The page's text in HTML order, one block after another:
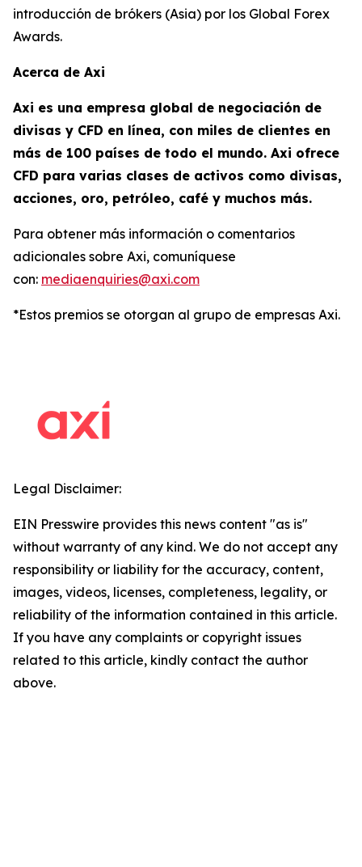
introducción de brókers (Asia) por los Global Forex
Awards.
Acerca de Axi
Axi es una empresa global de negociación de
divisas y CFD en línea, con miles de clientes en
más de 100 países de todo el mundo. Axi ofrece
CFD para varias clases de activos como divisas,
acciones, oro, petróleo, café y muchos más.
Para obtener más información o comentarios
adicionales sobre Axi, comuníquese
con: mediaenquiries@axi.com
*Estos premios se otorgan al grupo de empresas Axi.
Legal Disclaimer:
EIN Presswire provides this news content "as is"
without warranty of any kind. We do not accept any
responsibility or liability for the accuracy, content,
images, videos, licenses, completeness, legality, or
reliability of the information contained in this article.
If you have any complaints or copyright issues
related to this article, kindly contact the author
above.